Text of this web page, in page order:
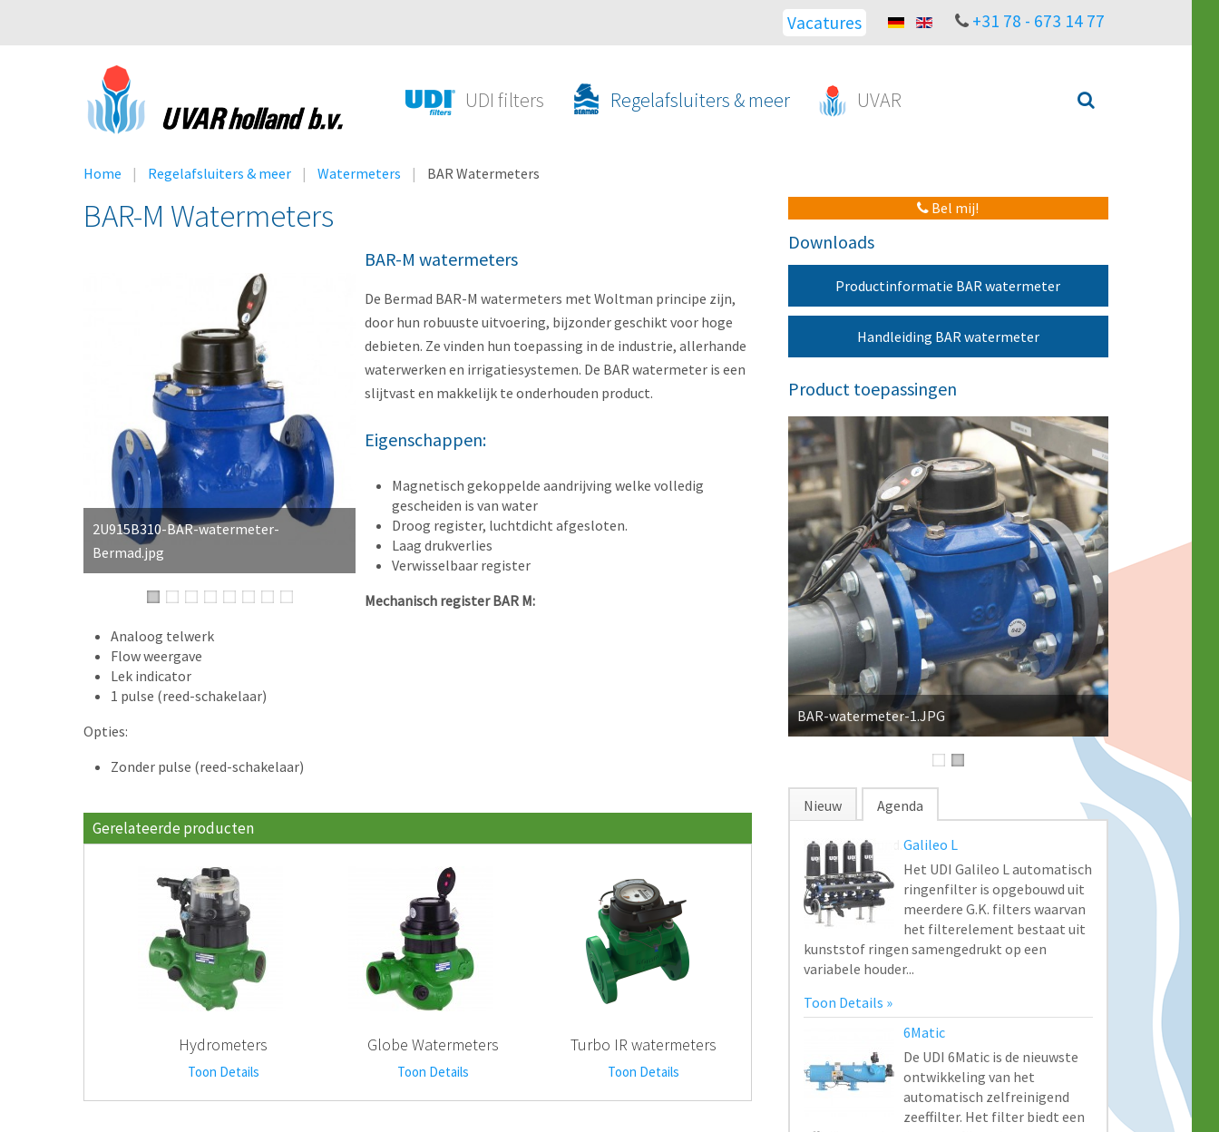
Vacatures +31 78 - 673 14 77
UDI filters Regelafsluiters & meer UVAR
Home Regelafsluiters & meer Watermeters BAR Watermeters
BAR-M Watermeters
2U915B310-BAR-watermeter-
Bermad.jpg
BAR-M watermeters
De Bermad BAR-M watermeters met Woltman principe zijn,
door hun robuuste uitvoering, bijzonder geschikt voor hoge
debieten. Ze vinden hun toepassing in de industrie, allerhande
waterwerken en irrigatiesystemen. De BAR watermeter is een
slijtvast en makkelijk te onderhouden product.
Eigenschappen:
Magnetisch gekoppelde aandrijving welke volledig
gescheiden is van water
Droog register, luchtdicht afgesloten.
Laag drukverlies
Verwisselbaar register
Mechanisch register BAR M:
Analoog telwerk
Flow weergave
Lek indicator
1 pulse (reed-schakelaar)
Opties:
Zonder pulse (reed-schakelaar)
Gerelateerde producten
Hydrometers
Toon Details
Globe Watermeters
Toon Details
Turbo IR watermeters
Toon Details
Bel mij!
Downloads
Productinformatie BAR watermeter
Handleiding BAR watermeter
Product toepassingen
Nieuw Agenda
No items found.